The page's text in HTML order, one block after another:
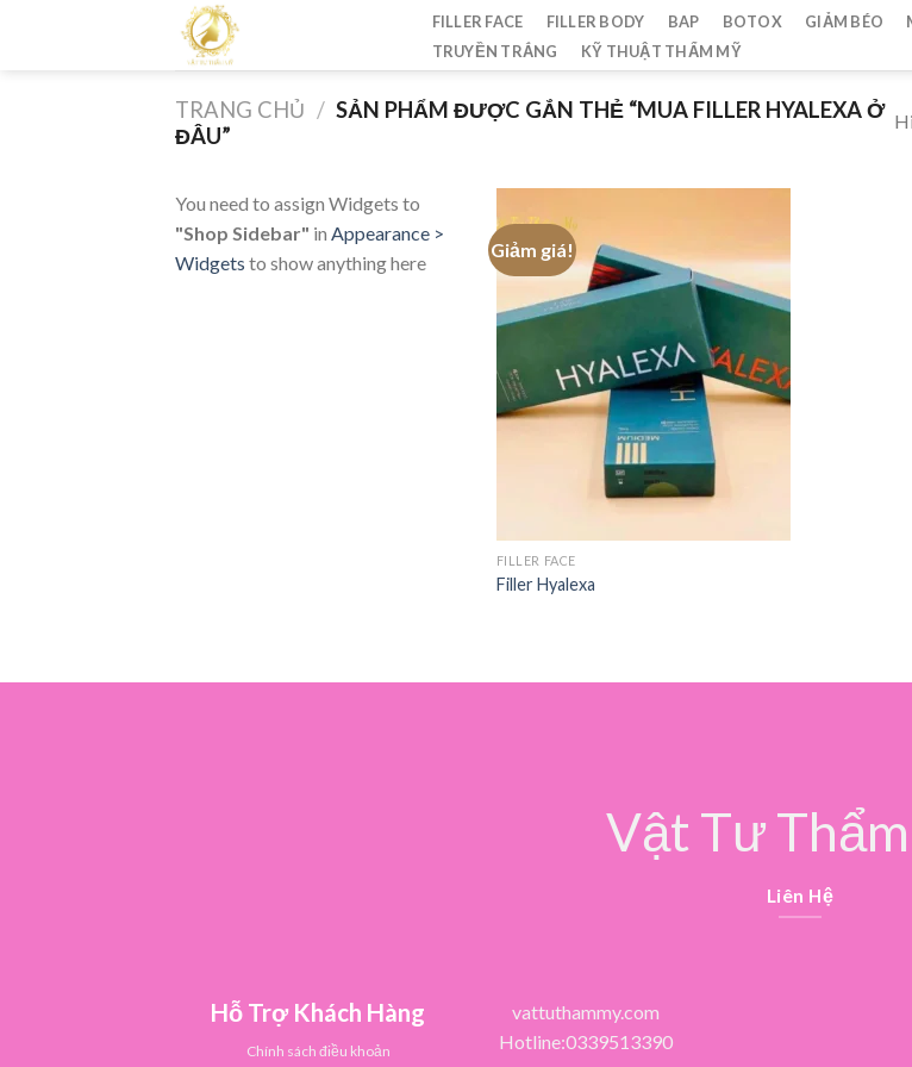
FILLER FACE FILLER BODY BAP BOTOX GIẢM BÉO
TRUYỀN TRẮNG
KỸ THUẬT THẨM MỸ
TRANG CHỦ / SẢN PHẨM ĐƯỢC GẮN THẺ “MUA FILLER HYALEXA Ở
ĐÂU”
You need to assign Widgets to
"Shop Sidebar" in Appearance >
Widgets to show anything here
Giảm giá!
FILLER FACE
Filler Hyalexa
Vật Tư
Liên Hệ
Hỗ Trợ Khách Hàng
Chính sách điều khoản
vattuthammy.com
Hotline:0339513390